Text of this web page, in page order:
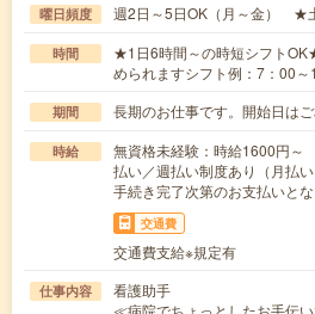
曜日頻度 週2日～5日OK（月～金） ★
時間
★1日6時間～の時短シフト
められますシフト例：7：00
期間 長期のお仕事です。開始日
時給
無資格未経験：時給1600円
払い／週払い制度あり（月払
手続き完了次第のお支払いとな
交通費
交通費支給※規定有
仕事内容
看護助手
≪病院でちょっとしたお手伝